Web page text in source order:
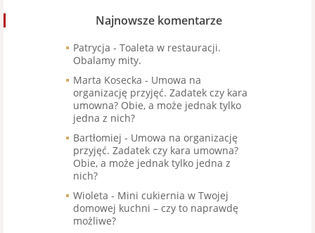
Najnowsze komentarze
Patrycja - Toaleta w restauracji.
Obalamy mity.
Marta Kosecka - Umowa na
organizację przyjęć. Zadatek czy kara
umowna? Obie, a może jednak tylko
jedna z nich?
Bartłomiej - Umowa na organizację
przyjęć. Zadatek czy kara umowna?
Obie, a może jednak tylko jedna z
nich?
Wioleta - Mini cukiernia w Twojej
domowej kuchni – czy to naprawdę
możliwe?